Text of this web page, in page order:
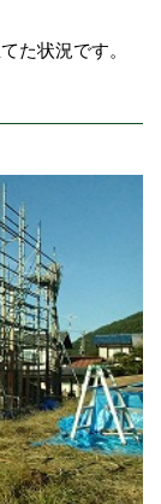
た状況です。